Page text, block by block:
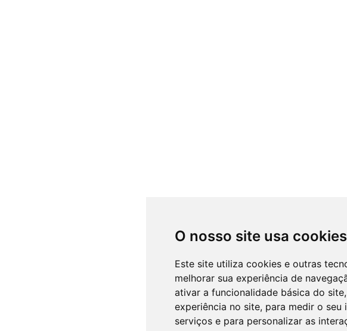
O nosso site usa cookies
Este site utiliza cookies e outras
melhorar sua experiência de
ativar a funcionalidade básica do site,
experiência no site, para medir o seu
serviços e para personalizar as